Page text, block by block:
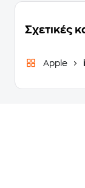
Σχετικές
Apple